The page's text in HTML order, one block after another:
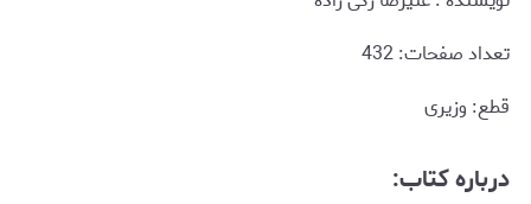
تعداد صفحات: 432
قطع: وزیری
درباره کتاب: